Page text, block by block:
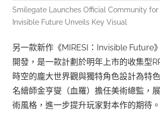
Smilegate Launches Official Community for
Invisible Future Unveils Key Visual
另一款新作《MIRESI：Invisible Future
開發，是一款計劃於明年上市的收集型
時空的龐大世界觀與獨特角色設計為特
名繪師金亨燮（血羅）擔任美術總監，
術風格，進一步提升玩家對本作的期待。